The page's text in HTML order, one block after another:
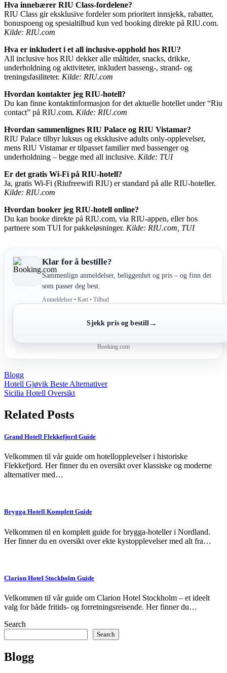
Hva innebærer RIU Class-fordelene?
RIU Class gir eksklusive fordeler som prioritert innsjekk, rabatter,
bonuspoeng og spesialtilbud kun ved booking direkte på RIU.com.
Kilde: RIU.com
Hva er inkludert i et all inclusive-opphold hos RIU?
All inclusive hos RIU dekker alle måltider, snacks, drikke,
underholdning og aktiviteter, inkludert basseng-, strand- og
treningsfasiliteter. Kilde: RIU.com
Hvordan kontakter jeg RIU-hotell?
Du kan finne kontaktinformasjon for det aktuelle hotellet under “Riu
contact” på RIU.com. Kilde: RIU.com
Hvordan sammenlignes RIU Palace og RIU Vistamar?
RIU Palace tilbyr luksus og eksklusive adults only-opplevelser,
mens RIU Vistamar er tilpasset familier med bassenger og
underholdning – begge med all inclusive. Kilde: TUI
Er det gratis Wi-Fi på RIU-hotell?
Ja, gratis Wi-Fi (Riufreewifi RIU) er standard på alle RIU-hoteller.
Kilde: RIU.com
Hvordan booker jeg RIU-hotell online?
Du kan booke direkte på RIU.com, via RIU-appen, eller hos
partnere som TUI for pakkeløsninger. Kilde: RIU.com, TUI
Klar for å bestille?
Sammenlign anmeldelser, beliggenhet og pris – og finn det
som passer deg best.
Anmeldelser • Kart • Tilbud
Sjekk pris og bestill →
Booking.com
Blogg
Post
navigation
Hotell Gjøvik Beste Alternativer
Sicilia Hotell Oversikt
Related Posts
Grand Hotell Flekkefjord Guide
Velkommen til vår guide om hotellopplevelser i historiske
Flekkefjord. Her finner du en oversikt over klassiske og moderne
alternativer med…
Brygga Hotell Komplett Guide
Velkommen til en komplett guide for brygga-hoteller i Nordland.
Her finner du en oversikt over ekte kystopplevelser med alt fra…
Clarion Hotel Stockholm Guide
Velkommen til vår guide om Clarion Hotel Stockholm – et ideelt
valg for både fritids- og forretningsreisende. Her finner du…
Search
Search
Blogg